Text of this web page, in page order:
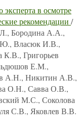
в осмотре
рекомендации /
Бородина А.А.,
Власюк И.В.,
Григорьев
Е.М.,
А.Н., Никитин А.В.,
О.Н., Савва О.В.,
М.С., Соколова
С.В., Яковлев В.В.